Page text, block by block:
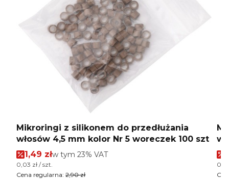
Mikroringi z silikonem do przedłużania
włosów 4,5 mm kolor Nr 5 woreczek 100 szt
Cena promocyjna brutto
1,49 złw tym %s VAT
w tym 23% VAT
Cena jednostkowa brutto
0,03 zł / szt.
Cena regularna: 2,90 zł